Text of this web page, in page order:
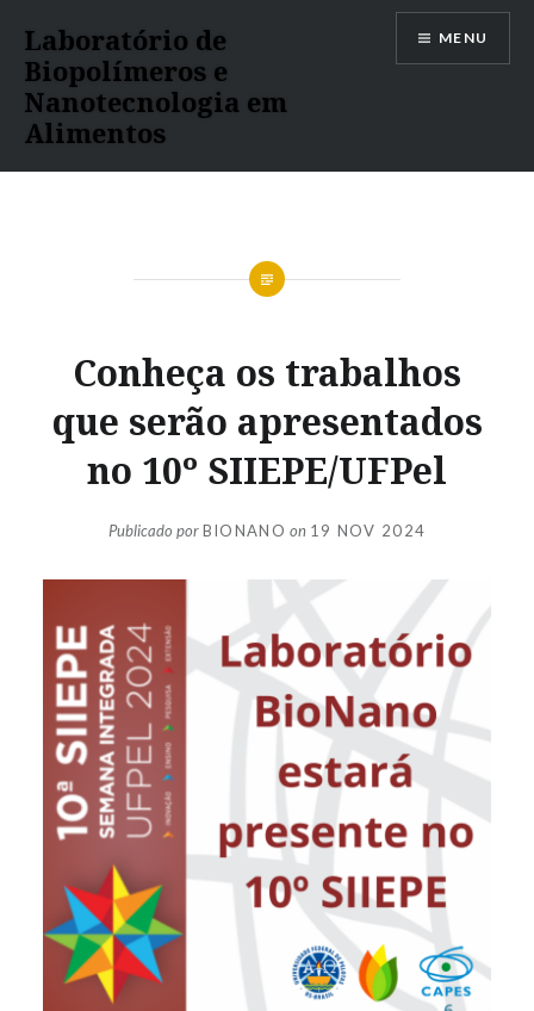
para
conteúdo
Laboratório de
Biopolímeros e
Nanotecnologia em
Alimentos
MENU
Conheça os trabalhos
que serão apresentados
no 10º SIIEPE/UFPel
Publicado porBIONANO on 19 NOV 2024